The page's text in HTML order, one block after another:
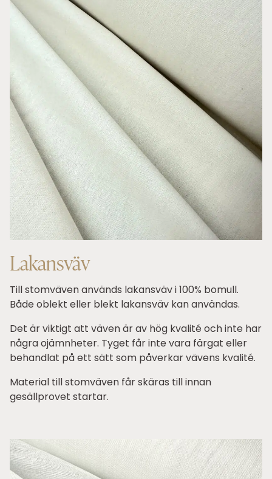
Lakansväv
Till stomväven används lakansväv i 100% bomull.
Både oblekt eller blekt lakansväv kan användas.
Det är viktigt att väven är av hög kvalité och inte har
några ojämnheter. Tyget får inte vara färgat eller
behandlat på ett sätt som påverkar vävens kvalité.
Material till stomväven får skäras till innan
gesällprovet startar.